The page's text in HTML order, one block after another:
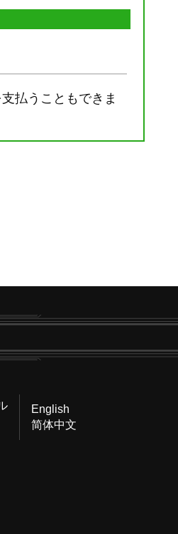
払うこともできま
English
简体中文